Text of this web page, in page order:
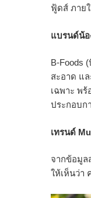
ฟู้ดส์ ภาย
แบรนด์น้อ
B-Foods
สะอาด แ
เฉพาะ พ
ประกอบก
เทรนด์
จากข้อมูล
ให้เห็นว่า